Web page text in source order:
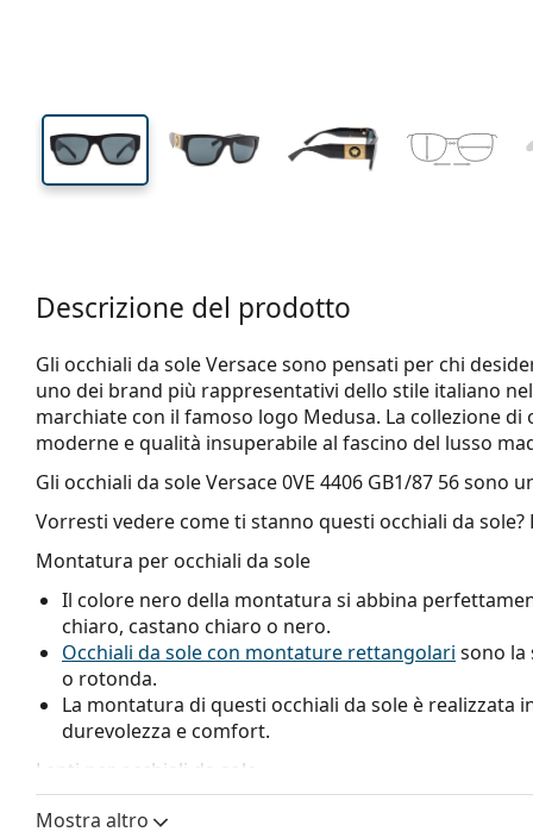
Descrizione del prodotto
Gli occhiali da sole Versace sono pensati per chi
uno dei brand più rappresentativi dello stile italiano
marchiate con il famoso logo Medusa. La collezione
moderne e qualità insuperabile al fascino del lusso
Gli occhiali da soleVersace 0VE 4406 GB1/87 56sono
Vorresti vedere come ti stanno questi occhiali da
Montatura per occhiali da sole
Il colore nero della montatura si abbina
chiaro, castano chiaro o nero.
Occhiali da sole con montature rettangolari sono la
o rotonda.
La montatura di questi occhiali da sole è realizzata
durevolezza e comfort.
Lenti per occhiali da sole
Le lenti grigie riducono l'intensità della luce senza
Mostra altro